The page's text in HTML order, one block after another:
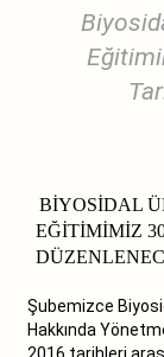
BİYOSİDAL
EĞİTİMİMİZ
Şubemizce
Hakkında